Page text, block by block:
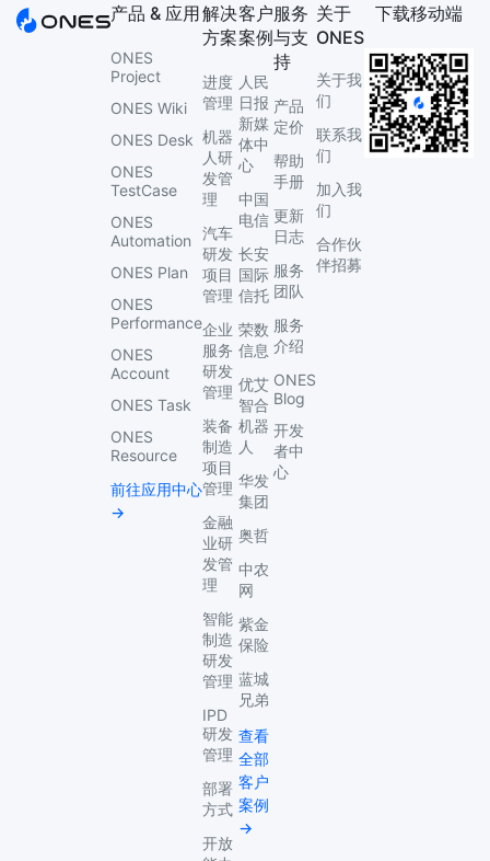
产品 & 应用
ONES
Project
ONES Wiki
ONES Desk
ONES
TestCase
ONES
Automation
ONES Plan
ONES
Performance
ONES
Account
ONES Task
ONES
Resource
前往应用中心
→
解决
方案
进度
管理
机器
人研
发管
理
汽车
研发
项目
管理
企业
服务
研发
管理
装备
制造
项目
管理
金融
业研
发管
理
智能
制造
研发
管理
IPD
研发
管理
部署
方式
开放
客户
案例
人民
日报
新媒
体中
心
中国
电信
长安
国际
信托
荣数
信息
优艾
智合
机器
人
华发
集团
奥哲
中农
网
紫金
保险
蓝城
兄弟
查看
全部
客户
案例
→
服务
与支
持
产品
定价
帮助
手册
更新
日志
服务
团队
服务
介绍
ONES
Blog
开发
者中
心
关于
ONES
关于我
们
联系我
们
加入我
们
合作伙
伴招募
下载移动端